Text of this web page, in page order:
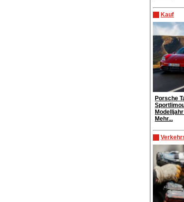
Kauf
Porsche
Mehr...